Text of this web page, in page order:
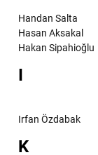
Handan Salta
Hasan Aksakal
Hakan Sipahioğlu
I
Irfan Özdabak
K